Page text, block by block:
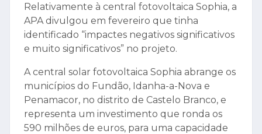
Relativamente à central fotovoltaica Sophia, a
APA divulgou em fevereiro que tinha
identificado “impactes negativos significativos
e muito significativos” no projeto.
A central solar fotovoltaica Sophia abrange os
municípios do Fundão, Idanha-a-Nova e
Penamacor, no distrito de Castelo Branco, e
representa um investimento que ronda os
590 milhões de euros, para uma capacidade